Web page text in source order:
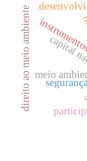
capital
meio
direito ao meio ambiente